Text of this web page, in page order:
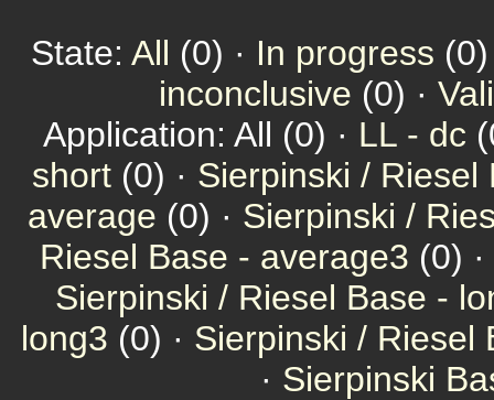
State: All (0) · In progress
inconclusive (0) ·
Application: All (0) · LL - dc
short (0) · Sierpinski / Riesel
average (0) · Sierpinski /
Riesel Base - average3 (0) ·
Sierpinski / Riesel Base -
long3 (0) · Sierpinski / Riesel
· Sierpinski